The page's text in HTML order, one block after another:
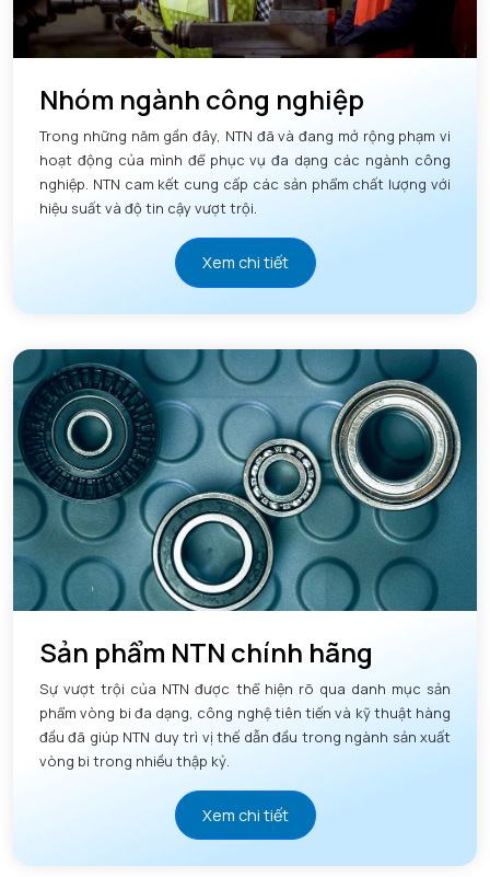
Nhóm ngành công nghiệp
Trong những năm gần đây, NTN đã và đang mở rộng phạm vi
hoạt động của mình để phục vụ đa dạng các ngành công
nghiệp. NTN cam kết cung cấp các sản phẩm chất lượng với
hiệu suất và độ tin cậy vượt trội.
Xem chi tiết
Sản phẩm NTN chính hãng
Sự vượt trội của NTN được thể hiện rõ qua danh mục sản
phẩm vòng bi đa dạng, công nghệ tiên tiến và kỹ thuật hàng
đầu đã giúp NTN duy trì vị thế dẫn đầu trong ngành sản xuất
vòng bi trong nhiều thập kỷ.
Xem chi tiết